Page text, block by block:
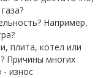
Например,
плита, котел или
Причины многих
- износ